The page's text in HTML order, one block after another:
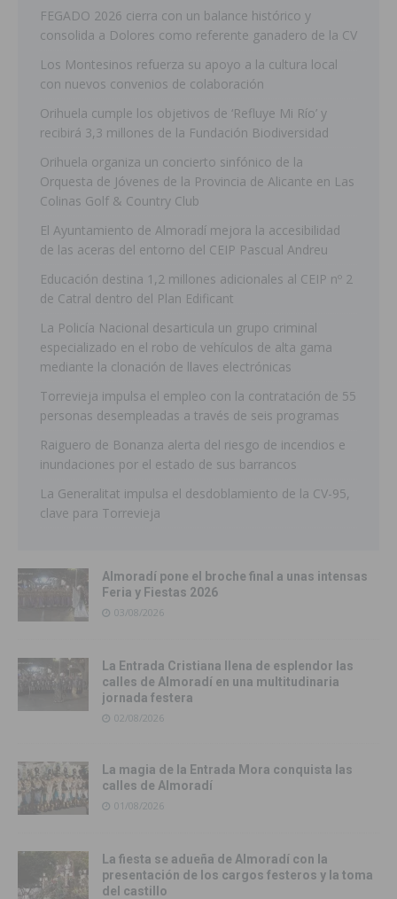
FEGADO 2026 cierra con un balance histórico y
consolida a Dolores como referente ganadero de la CV
Los Montesinos refuerza su apoyo a la cultura local
con nuevos convenios de colaboración
Orihuela cumple los objetivos de ‘Refluye Mi Río’ y
recibirá 3,3 millones de la Fundación Biodiversidad
Orihuela organiza un concierto sinfónico de la
Orquesta de Jóvenes de la Provincia de Alicante en Las
Colinas Golf & Country Club
El Ayuntamiento de Almoradí mejora la accesibilidad
de las aceras del entorno del CEIP Pascual Andreu
Educación destina 1,2 millones adicionales al CEIP nº 2
de Catral dentro del Plan Edificant
La Policía Nacional desarticula un grupo criminal
especializado en el robo de vehículos de alta gama
mediante la clonación de llaves electrónicas
Torrevieja impulsa el empleo con la contratación de 55
personas desempleadas a través de seis programas
Raiguero de Bonanza alerta del riesgo de incendios e
inundaciones por el estado de sus barrancos
La Generalitat impulsa el desdoblamiento de la CV-95,
clave para Torrevieja
Almoradí pone el broche final a unas intensas
Feria y Fiestas 2026
03/08/2026
La Entrada Cristiana llena de esplendor las
calles de Almoradí en una multitudinaria
jornada festera
02/08/2026
La magia de la Entrada Mora conquista las
calles de Almoradí
01/08/2026
La fiesta se adueña de Almoradí con la
presentación de los cargos festeros y la toma
del castillo